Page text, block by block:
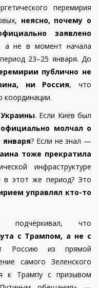
перемирия
неясно, почему о
заявлено
а не в момент начала
23–25 января. До
публично не
ни Россия, что
координации.
. Если Киев был
официально молчал о
января? Если не знал —
тоже прекратила
инфраструктуре
в этот же период? Это
управлял кто-то
подчёркивал, что
с Трампом, а не с
Россию из прямой
самого Зеленского
к Трампу с призывом